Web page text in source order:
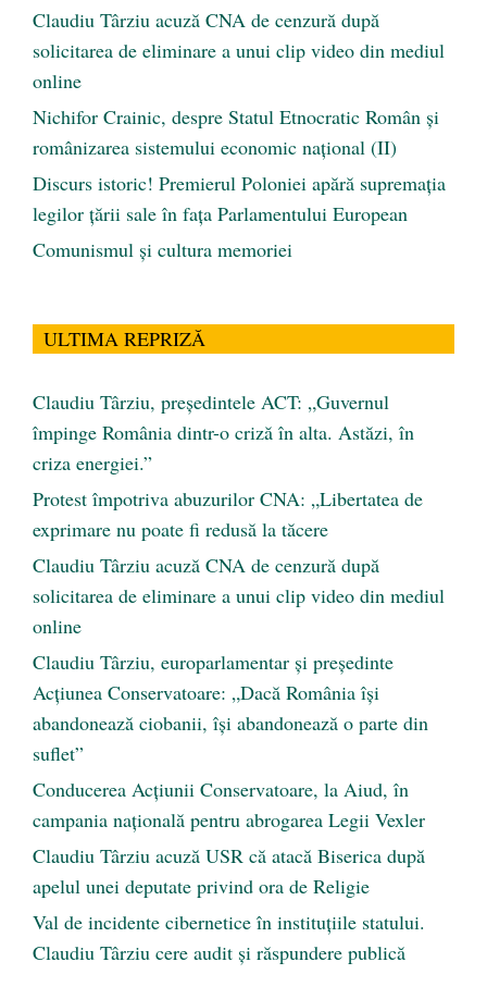
Claudiu Târziu acuză CNA de cenzură după
solicitarea de eliminare a unui clip video din mediul
online
Nichifor Crainic, despre Statul Etnocratic Român şi
românizarea sistemului economic naţional (II)
Discurs istoric! Premierul Poloniei apără supremația
legilor țării sale în fața Parlamentului European
Comunismul şi cultura memoriei
ULTIMA REPRIZĂ
Claudiu Târziu, președintele ACT: „Guvernul
împinge România dintr-o criză în alta. Astăzi, în
criza energiei.”
Protest împotriva abuzurilor CNA: „Libertatea de
exprimare nu poate fi redusă la tăcere
Claudiu Târziu acuză CNA de cenzură după
solicitarea de eliminare a unui clip video din mediul
online
Claudiu Târziu, europarlamentar și președinte
Acțiunea Conservatoare: „Dacă România își
abandonează ciobanii, își abandonează o parte din
suflet”
Conducerea Acțiunii Conservatoare, la Aiud, în
campania națională pentru abrogarea Legii Vexler
Claudiu Târziu acuză USR că atacă Biserica după
apelul unei deputate privind ora de Religie
Val de incidente cibernetice în instituțiile statului.
Claudiu Târziu cere audit și răspundere publică